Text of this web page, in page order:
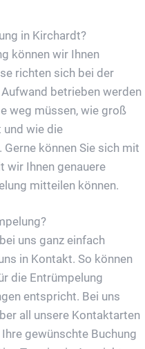
in Kirchardt?
können wir Ihnen
richten sich bei der
betrieben werden
weg müssen, wie groß
und wie die
können Sie sich mit
wir Ihnen genauere
mitteilen können.
uns ganz einfach
in Kontakt. So können
die Entrümpelung
entspricht. Bei uns
all unsere Kontaktarten
gewünschte Buchung